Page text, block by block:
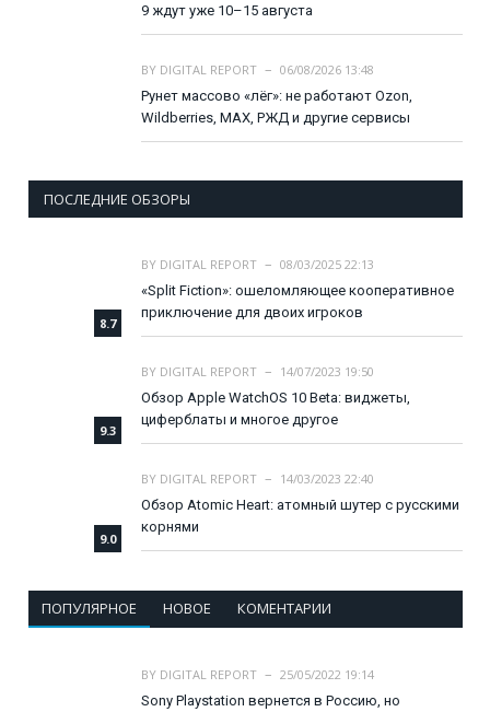
9 ждут уже 10–15 августа
BY DIGITAL REPORT
06/08/2026 13:48
Рунет массово «лёг»: не работают Ozon,
Wildberries, MAX, РЖД и другие сервисы
ПОСЛЕДНИЕ ОБЗОРЫ
8.7
BY DIGITAL REPORT
08/03/2025 22:13
«Split Fiction»: ошеломляющее кооперативное
приключение для двоих игроков
9.3
BY DIGITAL REPORT
14/07/2023 19:50
Обзор Apple WatchOS 10 Beta: виджеты,
циферблаты и многое другое
9.0
BY DIGITAL REPORT
14/03/2023 22:40
Обзор Atomic Heart: атомный шутер с русскими
корнями
ПОПУЛЯРНОЕ НОВОЕ КОМЕНТАРИИ
BY DIGITAL REPORT
25/05/2022 19:14
Sony Playstation вернется в Россию, но